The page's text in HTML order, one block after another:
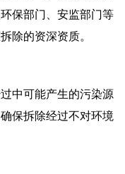
保部门、安监部门等
除的资深资质。
中可能产生的污染源
保拆除经过不对环境